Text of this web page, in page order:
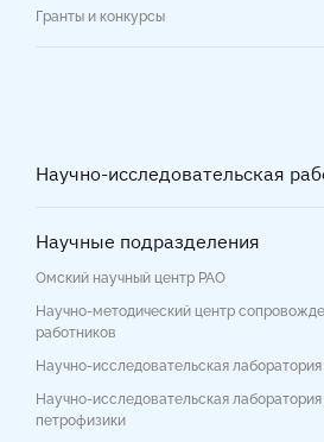
Гранты и конкурсы
Научно-исследовательская
Научные подразделения
Омский научный центр РАО
Научно-методический центр
работников
Научно-исследовательская
Научно-исследовательская
петрофизики